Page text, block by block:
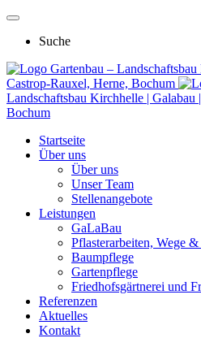
Suche
Gartenbau –
Castrop-Rauxel, Herne, Bochum
Landschaftsbau Kirchhelle | Galabau
Bochum
Startseite
Über uns
Über uns
Unser Team
Stellenangebote
Leistungen
GaLaBau
Pflasterarbeiten, Wege &
Baumpflege
Gartenpflege
Friedhofsgärtnerei und
Referenzen
Aktuelles
Kontakt